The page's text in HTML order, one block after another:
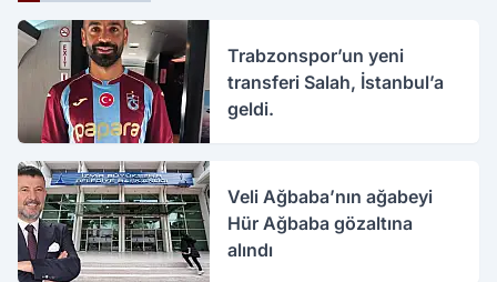
Trabzonspor’un yeni
transferi Salah, İstanbul’a
geldi.
Veli Ağbaba’nın ağabeyi
Hür Ağbaba gözaltına
alındı